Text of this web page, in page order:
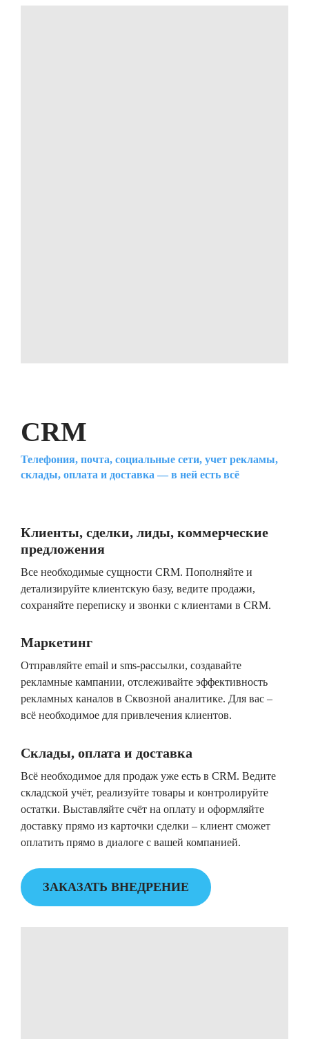
CRM
Телефония, почта, социальные сети, учет рекламы,
склады, оплата и доставка — в ней есть всё
Клиенты, сделки, лиды, коммерческие
предложения
Все необходимые сущности CRM. Пополняйте и
детализируйте клиентскую базу, ведите продажи,
сохраняйте переписку и звонки с клиентами в CRM.
Маркетинг
Отправляйте email и sms-рассылки, создавайте
рекламные кампании, отслеживайте эффективность
рекламных каналов в Сквозной аналитике. Для вас –
всё необходимое для привлечения клиентов.
Склады, оплата и доставка
Всё необходимое для продаж уже есть в CRM. Ведите
складской учёт, реализуйте товары и контролируйте
остатки. Выставляйте счёт на оплату и оформляйте
доставку прямо из карточки сделки – клиент сможет
оплатить прямо в диалоге с вашей компанией.
ЗАКАЗАТЬ ВНЕДРЕНИЕ